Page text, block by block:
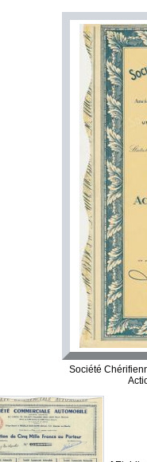
Société